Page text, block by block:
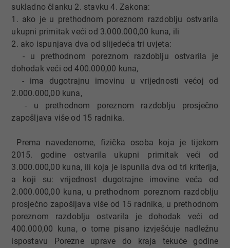
sukladno članku 2. stavku 4. Zakona:
1. ako je u prethodnom poreznom razdoblju ostvarila
ukupni primitak veći od 3.000.000,00 kuna, ili
2. ako ispunjava dva od slijedeća tri uvjeta:
- u prethodnom poreznom razdoblju ostvarila je
dohodak veći od 400.000,00 kuna,
- ima dugotrajnu imovinu u vrijednosti većoj od
2.000.000,00 kuna,
- u prethodnom poreznom razdoblju prosječno
zapošljava više od 15 radnika.
Prema navedenome, fizička osoba koja je tijekom
2015. godine ostvarila ukupni primitak veći od
3.000.000,00 kuna, ili koja je ispunila dva od tri kriterija,
a koji su: vrijednost dugotrajne imovine veća od
2.000.000,00 kuna, u prethodnom poreznom razdoblju
prosječno zapošljava više od 15 radnika, u prethodnom
poreznom razdoblju ostvarila je dohodak veći od
400.000,00 kuna, o tome pisano izvješćuje nadležnu
ispostavu Porezne uprave do kraja tekuće godine